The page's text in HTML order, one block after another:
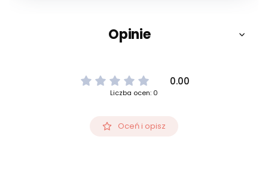
Opinie
0.00
Liczba ocen: 0
Oceń i opisz